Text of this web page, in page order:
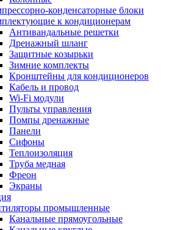
конденсаторные блоки
к кондиционерам
Антивандальные решетки
Дренажный шланг
Защитные козырьки
Зимние комплекты
Кронштейны для кондиционеров
Кабель и провод
Wi-Fi модули
Пульты управления
Помпы дренажные
Панели
Сифоны
Теплоизоляция
Труба медная
Фреон
Экраны
промышленные
Канальные прямоугольные